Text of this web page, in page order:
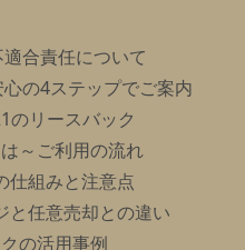
合責任について
の4ステップでご案内
のリースバック
～ご利用の流れ
仕組みと注意点
と任意売却との違い
の活用事例